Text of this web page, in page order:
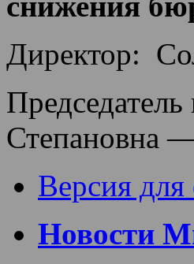
Директор:
Степановна
Версия
Новости